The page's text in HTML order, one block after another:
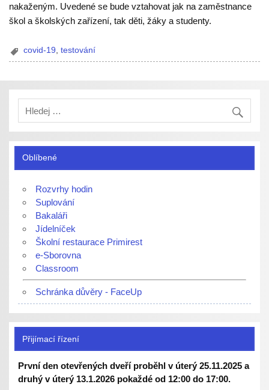
nakaženým. Uvedené se bude vztahovat jak na zaměstnance
škol a školských zařízení, tak děti, žáky a studenty.
covid-19,testování
Oblíbené
Rozvrhy hodin
Suplování
Bakaláři
Jídelníček
Školní restaurace Primirest
e-Sborovna
Classroom
Schránka důvěry - FaceUp
Přijímací řízení
První den otevřených dveří proběhl v úterý 25.11.2025 a
druhý v úterý 13.1.2026 pokaždé od 12:00 do 17:00.